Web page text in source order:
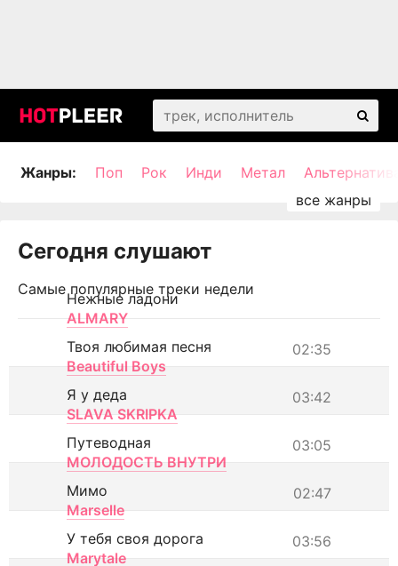
Жанры: Поп Рок Инди Метал
Сегодня слушают
Самые популярные треки недели
Нежные ладони
ALMARY
02:35
Твоя любимая песня
Beautiful Boys
03:42
Я у деда
SLAVA SKRIPKA
03:05
Путеводная
МОЛОДОСТЬ ВНУТРИ
02:47
Мимо
Marselle
03:56
У тебя своя дорога
Marytale